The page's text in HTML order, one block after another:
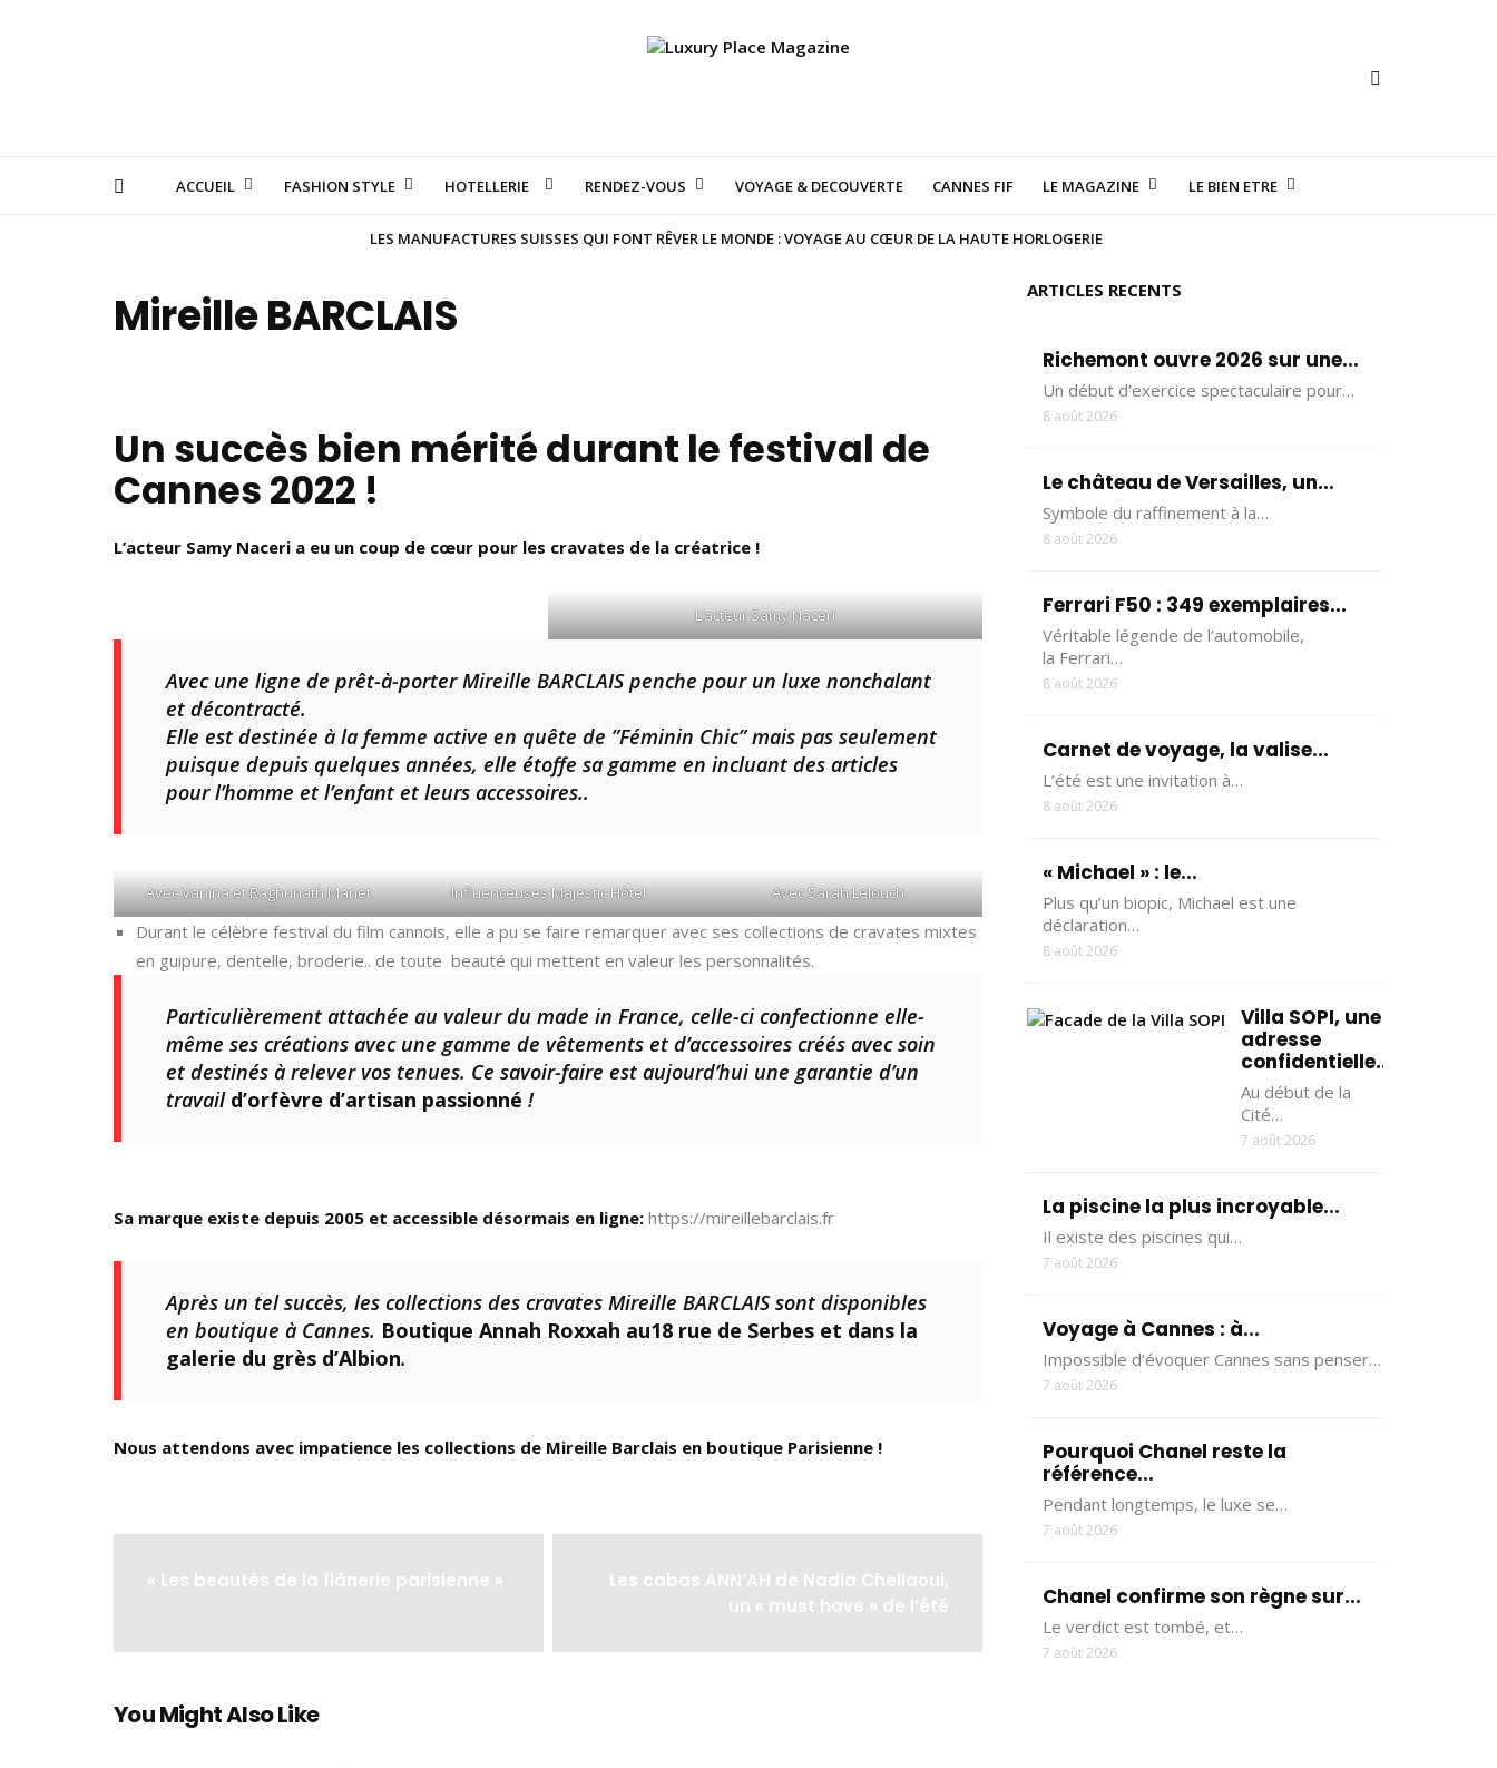
ACCUEIL FASHION STYLE HOTELLERIE RENDEZ-VOUS VOYAGE & DECOUVERTE CANNES FIF LE MAGAZINE LE BIEN ETRE
LES MANUFACTURES SUISSES QUI FONT RÊVER LE MONDE : VOYAGE AU CŒUR DE LA HAUTE HORLOGERIE
Mireille BARCLAIS
Un succès bien mérité durant le festival de
Cannes 2022 !
L’acteur Samy Naceri a eu un coup de cœur pour les cravates de la créatrice !
L’acteur Samy Naceri
Avec une ligne de prêt-à-porter Mireille BARCLAIS penche pour un luxe nonchalant
et décontracté.
Elle est destinée à la femme active en quête de ”Féminin Chic” mais pas seulement
puisque depuis quelques années, elle étoffe sa gamme en incluant des articles
pour l’homme et l’enfant et leurs accessoires..
Avec Vanina et Raghunath Manet Influenceuses Majestic Hôtel Avec Sarah Lelouch
Durant le célèbre festival du film cannois, elle a pu se faire remarquer avec ses collections de cravates mixtes
en guipure, dentelle, broderie.. de toute beauté qui mettent en valeur les personnalités.
Particulièrement attachée au valeur du made in France, celle-ci confectionne elle-
même ses créations avec une gamme de vêtements et d’accessoires créés avec soin
et destinés à relever vos tenues. Ce savoir-faire est aujourd’hui une garantie d’un
travail d’orfèvre d’artisan passionné !
Sa marque existe depuis 2005 et accessible désormais en ligne: https://mireillebarclais.fr
Après un tel succès, les collections des cravates Mireille BARCLAIS sont disponibles
en boutique à Cannes. Boutique Annah Roxxah au18 rue de Serbes et dans la
galerie du grès d’Albion.
Nous attendons avec impatience les collections de Mireille Barclais en boutique Parisienne !
« Les beautés de la flânerie parisienne »
Les cabas ANN’AH de Nadia Chellaoui,
un « must have » de l’été
You Might Also Like
ARTICLES RECENTS
Richemont ouvre 2026 sur une...
Un début d’exercice spectaculaire pour…
8 août 2026
Le château de Versailles, un...
Symbole du raffinement à la…
8 août 2026
Ferrari F50 : 349 exemplaires...
Véritable légende de l’automobile,
la Ferrari…
8 août 2026
Carnet de voyage, la valise...
L’été est une invitation à…
8 août 2026
« Michael » : le...
Plus qu’un biopic, Michael est une
déclaration…
8 août 2026
Villa SOPI, une
adresse
confidentielle...
Au début de la
Cité…
7 août 2026
La piscine la plus incroyable...
Il existe des piscines qui…
7 août 2026
Voyage à Cannes : à...
Impossible d’évoquer Cannes sans penser…
7 août 2026
Pourquoi Chanel reste la
référence...
Pendant longtemps, le luxe se…
7 août 2026
Chanel confirme son règne sur...
Le verdict est tombé, et…
7 août 2026